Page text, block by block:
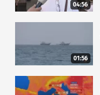
04:56
01:56